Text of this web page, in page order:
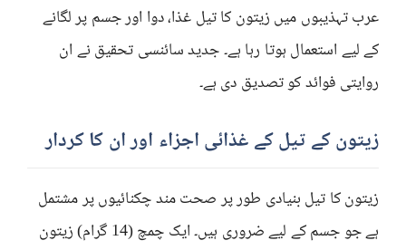
عرب تہذیبوں میں زیتون کا تیل غذا، دوا اور جسم پر لگانے
کے لیے استعمال ہوتا رہا ہے۔ جدید سائنسی تحقیق نے ان
روایتی فوائد کو تصدیق دی ہے۔
زیتون کے تیل کے غذائی اجزاء اور ان کا کردار
زیتون کا تیل بنیادی طور پر صحت مند چکنائیوں پر مشتمل
ہے جو جسم کے لیے ضروری ہیں۔ ایک چمچ (14 گرام) زیتون